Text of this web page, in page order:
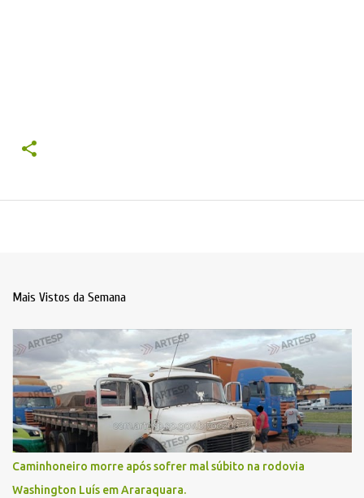
Mais Vistos da Semana
Caminhoneiro morre após sofrer mal súbito na rodovia
Washington Luís em Araraquara.